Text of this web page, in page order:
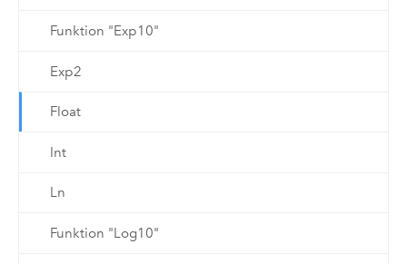
Funktion "Exp10"
Exp2
Float
Int
Ln
Funktion "Log10"